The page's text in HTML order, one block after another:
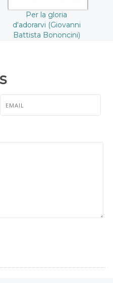
Per la gloria
d'adorarvi (Giovanni
Battista Bononcini)